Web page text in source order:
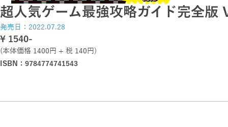
超人気ゲーム最強攻略ガイド完全版
発売日：2022.07.28
\ 1540-
(本体価格 1400円 + 税 140円)
ISBN：9784774741543